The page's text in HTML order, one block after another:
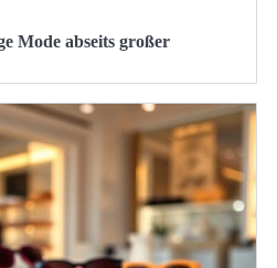
Mode abseits großer